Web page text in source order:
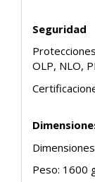
Seguridad
OLP, NLO,
Peso: 1600